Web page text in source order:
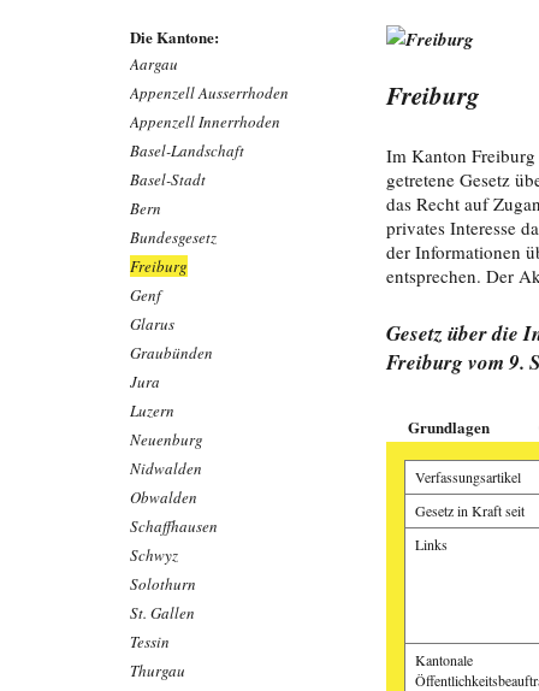
Die Kantone:
Aargau
Appenzell Ausserrhoden
Appenzell Innerrhoden
Basel-Landschaft
Basel-Stadt
Bern
Bundesgesetz
Freiburg
Genf
Glarus
Graubünden
Jura
Luzern
Neuenburg
Nidwalden
Obwalden
Schaffhausen
Schwyz
Solothurn
St. Gallen
Tessin
Thurgau
Freiburg
Im Kanton Freiburg
getretene Gesetz
das Recht auf
privates Interesse
der Informationen
entsprechen. Der
Gesetz über die
Freiburg vom 9.
Grundlagen
Verfassungsartikel
Gesetz in Kraft seit
Links
Kantonale